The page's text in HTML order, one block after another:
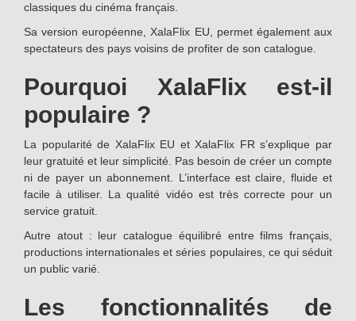
classiques du cinéma français.
Sa version européenne, XalaFlix EU, permet également aux
spectateurs des pays voisins de profiter de son catalogue.
Pourquoi XalaFlix est-il
populaire ?
La popularité de XalaFlix EU et XalaFlix FR s’explique par
leur gratuité et leur simplicité. Pas besoin de créer un compte
ni de payer un abonnement. L’interface est claire, fluide et
facile à utiliser. La qualité vidéo est très correcte pour un
service gratuit.
Autre atout : leur catalogue équilibré entre films français,
productions internationales et séries populaires, ce qui séduit
un public varié.
Les fonctionnalités de